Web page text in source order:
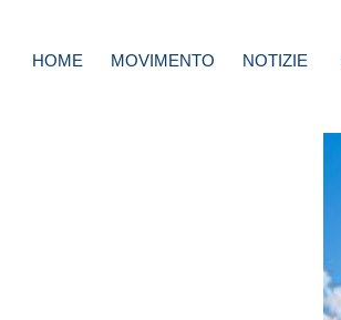
HOME MOVIMENTO NOTIZIE